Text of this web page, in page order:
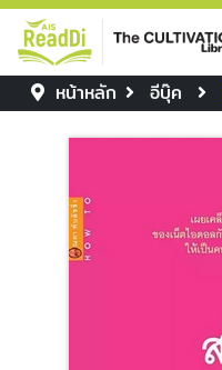
หน้าหลัก อีบุ๊ค